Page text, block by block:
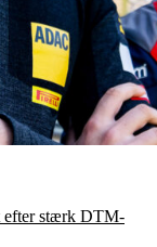
efter stærk DTM-